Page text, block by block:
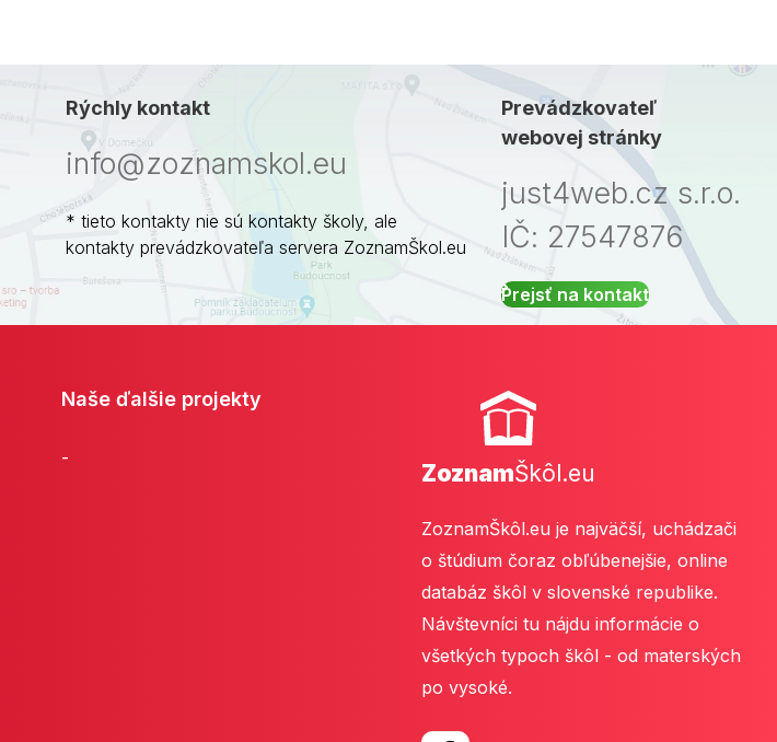
Rýchly kontakt
info@zoznamskol.eu
* tieto kontakty nie sú kontakty školy, ale
kontakty prevádzkovateľa servera ZoznamŠkol.eu
Prevádzkovateľ
webovej stránky
just4web.cz s.r.o.
IČ: 27547876
Prejsť na kontakt
Naše ďalšie projekty
-
ZoznamŠkôl.eu
ZoznamŠkôl.eu je najväčší, uchádzači
o štúdium čoraz obľúbenejšie, online
databáz škôl v slovenské republike.
Návštevníci tu nájdu informácie o
všetkých typoch škôl - od materských
po vysoké.